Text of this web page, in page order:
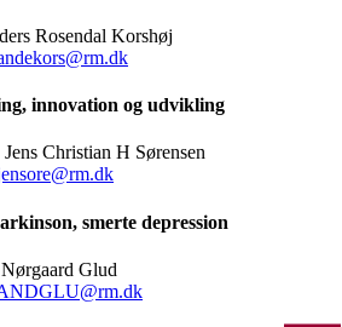
Rosendal Korshøj
innovation og udvikling
Christian H Sørensen
smerte depression
Glud